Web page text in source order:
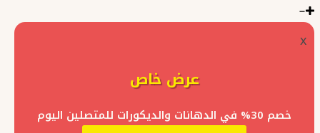
x
عرض خاص
خصم 30% في الدهانات والديكورات للمتصلين اليوم